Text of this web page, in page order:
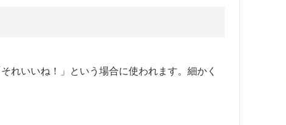
れいいね！」という場合に使われます。細かく